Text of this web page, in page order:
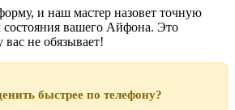
и наш мастер назовет точную
вашего Айфона. Это
не обязывает!
быстрее по телефону?